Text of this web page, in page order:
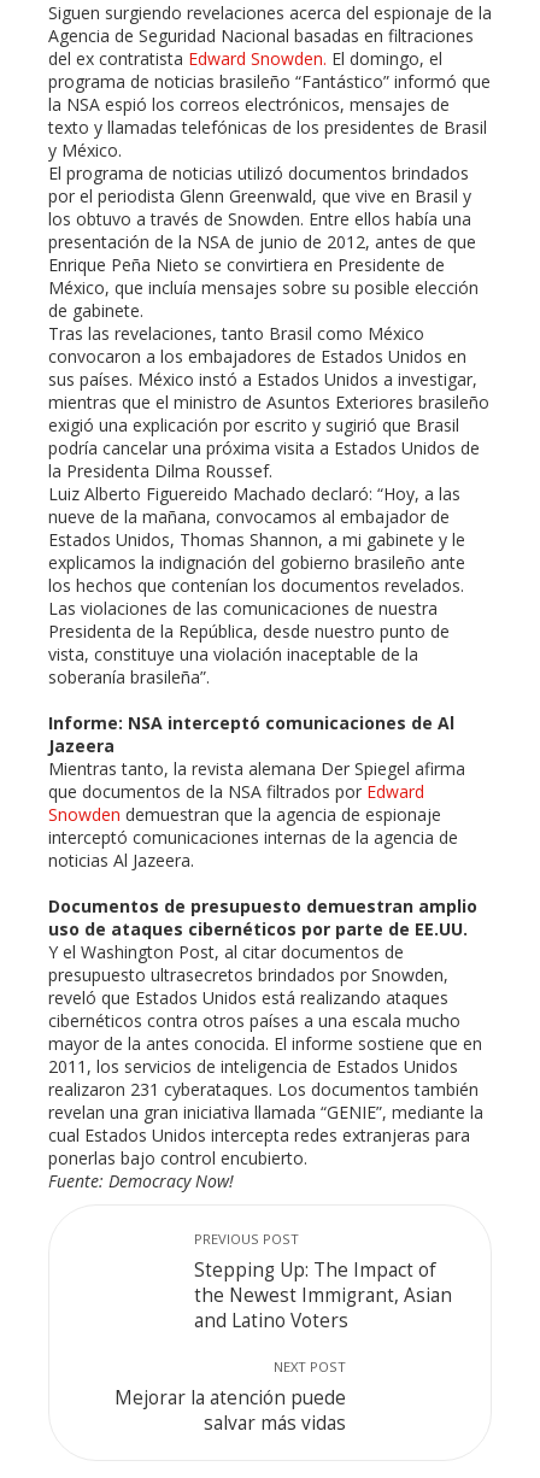
Siguen surgiendo revelaciones acerca del espionaje de la
Agencia de Seguridad Nacional basadas en filtraciones
del ex contratista Edward Snowden. El domingo, el
programa de noticias brasileño “Fantástico” informó que
la NSA espió los correos electrónicos, mensajes de
texto y llamadas telefónicas de los presidentes de Brasil
y México.
El programa de noticias utilizó documentos brindados
por el periodista Glenn Greenwald, que vive en Brasil y
los obtuvo a través de Snowden. Entre ellos había una
presentación de la NSA de junio de 2012, antes de que
Enrique Peña Nieto se convirtiera en Presidente de
México, que incluía mensajes sobre su posible elección
de gabinete.
Tras las revelaciones, tanto Brasil como México
convocaron a los embajadores de Estados Unidos en
sus países. México instó a Estados Unidos a investigar,
mientras que el ministro de Asuntos Exteriores brasileño
exigió una explicación por escrito y sugirió que Brasil
podría cancelar una próxima visita a Estados Unidos de
la Presidenta Dilma Roussef.
Luiz Alberto Figuereido Machado declaró: “Hoy, a las
nueve de la mañana, convocamos al embajador de
Estados Unidos, Thomas Shannon, a mi gabinete y le
explicamos la indignación del gobierno brasileño ante
los hechos que contenían los documentos revelados.
Las violaciones de las comunicaciones de nuestra
Presidenta de la República, desde nuestro punto de
vista, constituye una violación inaceptable de la
soberanía brasileña”.
Informe: NSA interceptó comunicaciones de Al
Jazeera
Mientras tanto, la revista alemana Der Spiegel afirma
que documentos de la NSA filtrados por Edward
Snowden demuestran que la agencia de espionaje
interceptó comunicaciones internas de la agencia de
noticias Al Jazeera.
Documentos de presupuesto demuestran amplio
uso de ataques cibernéticos por parte de EE.UU.
Y el Washington Post, al citar documentos de
presupuesto ultrasecretos brindados por Snowden,
reveló que Estados Unidos está realizando ataques
cibernéticos contra otros países a una escala mucho
mayor de la antes conocida. El informe sostiene que en
2011, los servicios de inteligencia de Estados Unidos
realizaron 231 cyberataques. Los documentos también
revelan una gran iniciativa llamada “GENIE”, mediante la
cual Estados Unidos intercepta redes extranjeras para
ponerlas bajo control encubierto.
Fuente: Democracy Now!
PREVIOUS POST
Stepping Up: The Impact of
the Newest Immigrant, Asian
and Latino Voters
NEXT POST
Mejorar la atención puede
salvar más vidas